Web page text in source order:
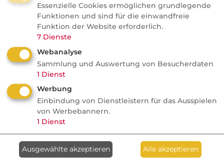
Besteuerung begünstigte
Französische Revolution
Anzeige
dvb
Ein MVP-Wechsel kostet
Monate, Nerven und Geld
Essenzielle Cookies ermöglichen grundlegende
Funktionen und sind für die einwandfreie
Funktion der Website erforderlich.
7 Dienste
Webanalyse
Sammlung und Auswertung von Besucherdaten
1 Dienst
Werbung
Einbindung von Dienstleistern für das Ausspielen
von Werbebannern.
1 Dienst
Ausgewählte akzeptieren Alle akzeptieren